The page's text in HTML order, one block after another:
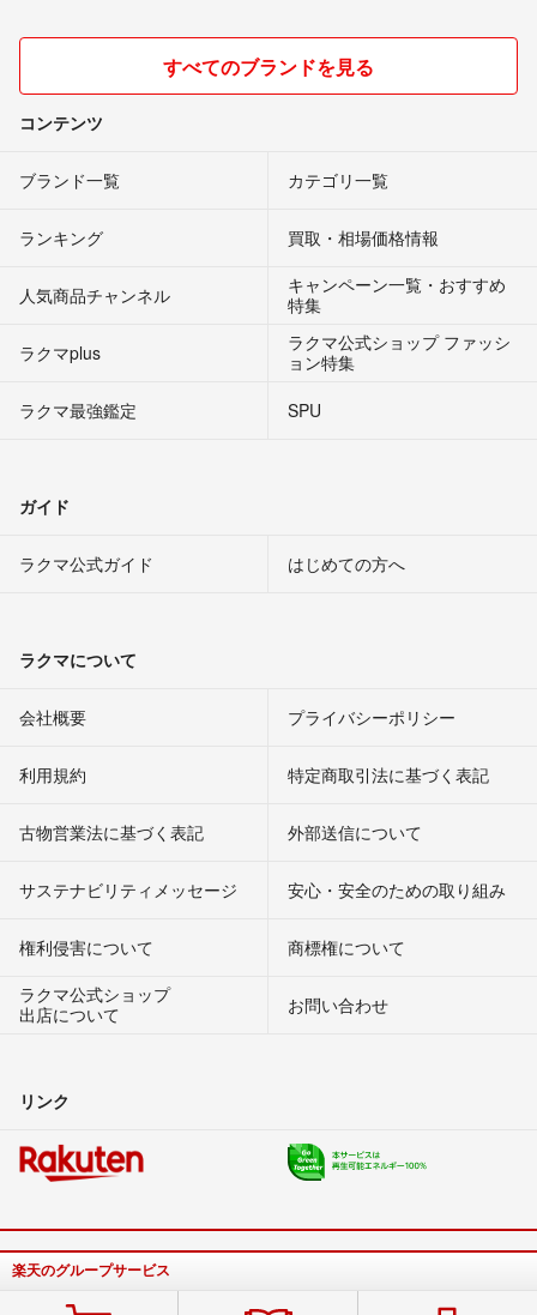
すべてのブランドを見る
コンテンツ
ブランド一覧 カテゴリ一覧
ランキング 買取・相場価格情報
人気商品チャンネル
キャンペーン一覧・おすすめ
特集
ラクマplus
ラクマ公式ショップ ファッシ
ョン特集
ラクマ最強鑑定
SPU
ガイド
ラクマ公式ガイド はじめての方へ
ラクマについて
会社概要 プライバシーポリシー
利用規約 特定商取引法に基づく表記
古物営業法に基づく表記 外部送信について
サステナビリティメッセージ 安心・安全のための取り組み
権利侵害について
商標権について
ラクマ公式ショップ
出店について
お問い合わせ
リンク
楽天のグループサービス